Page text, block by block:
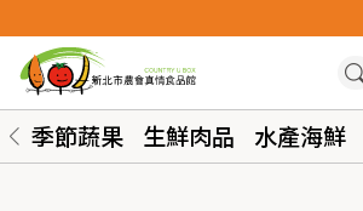
季節蔬果 生鮮肉品 水產海鮮